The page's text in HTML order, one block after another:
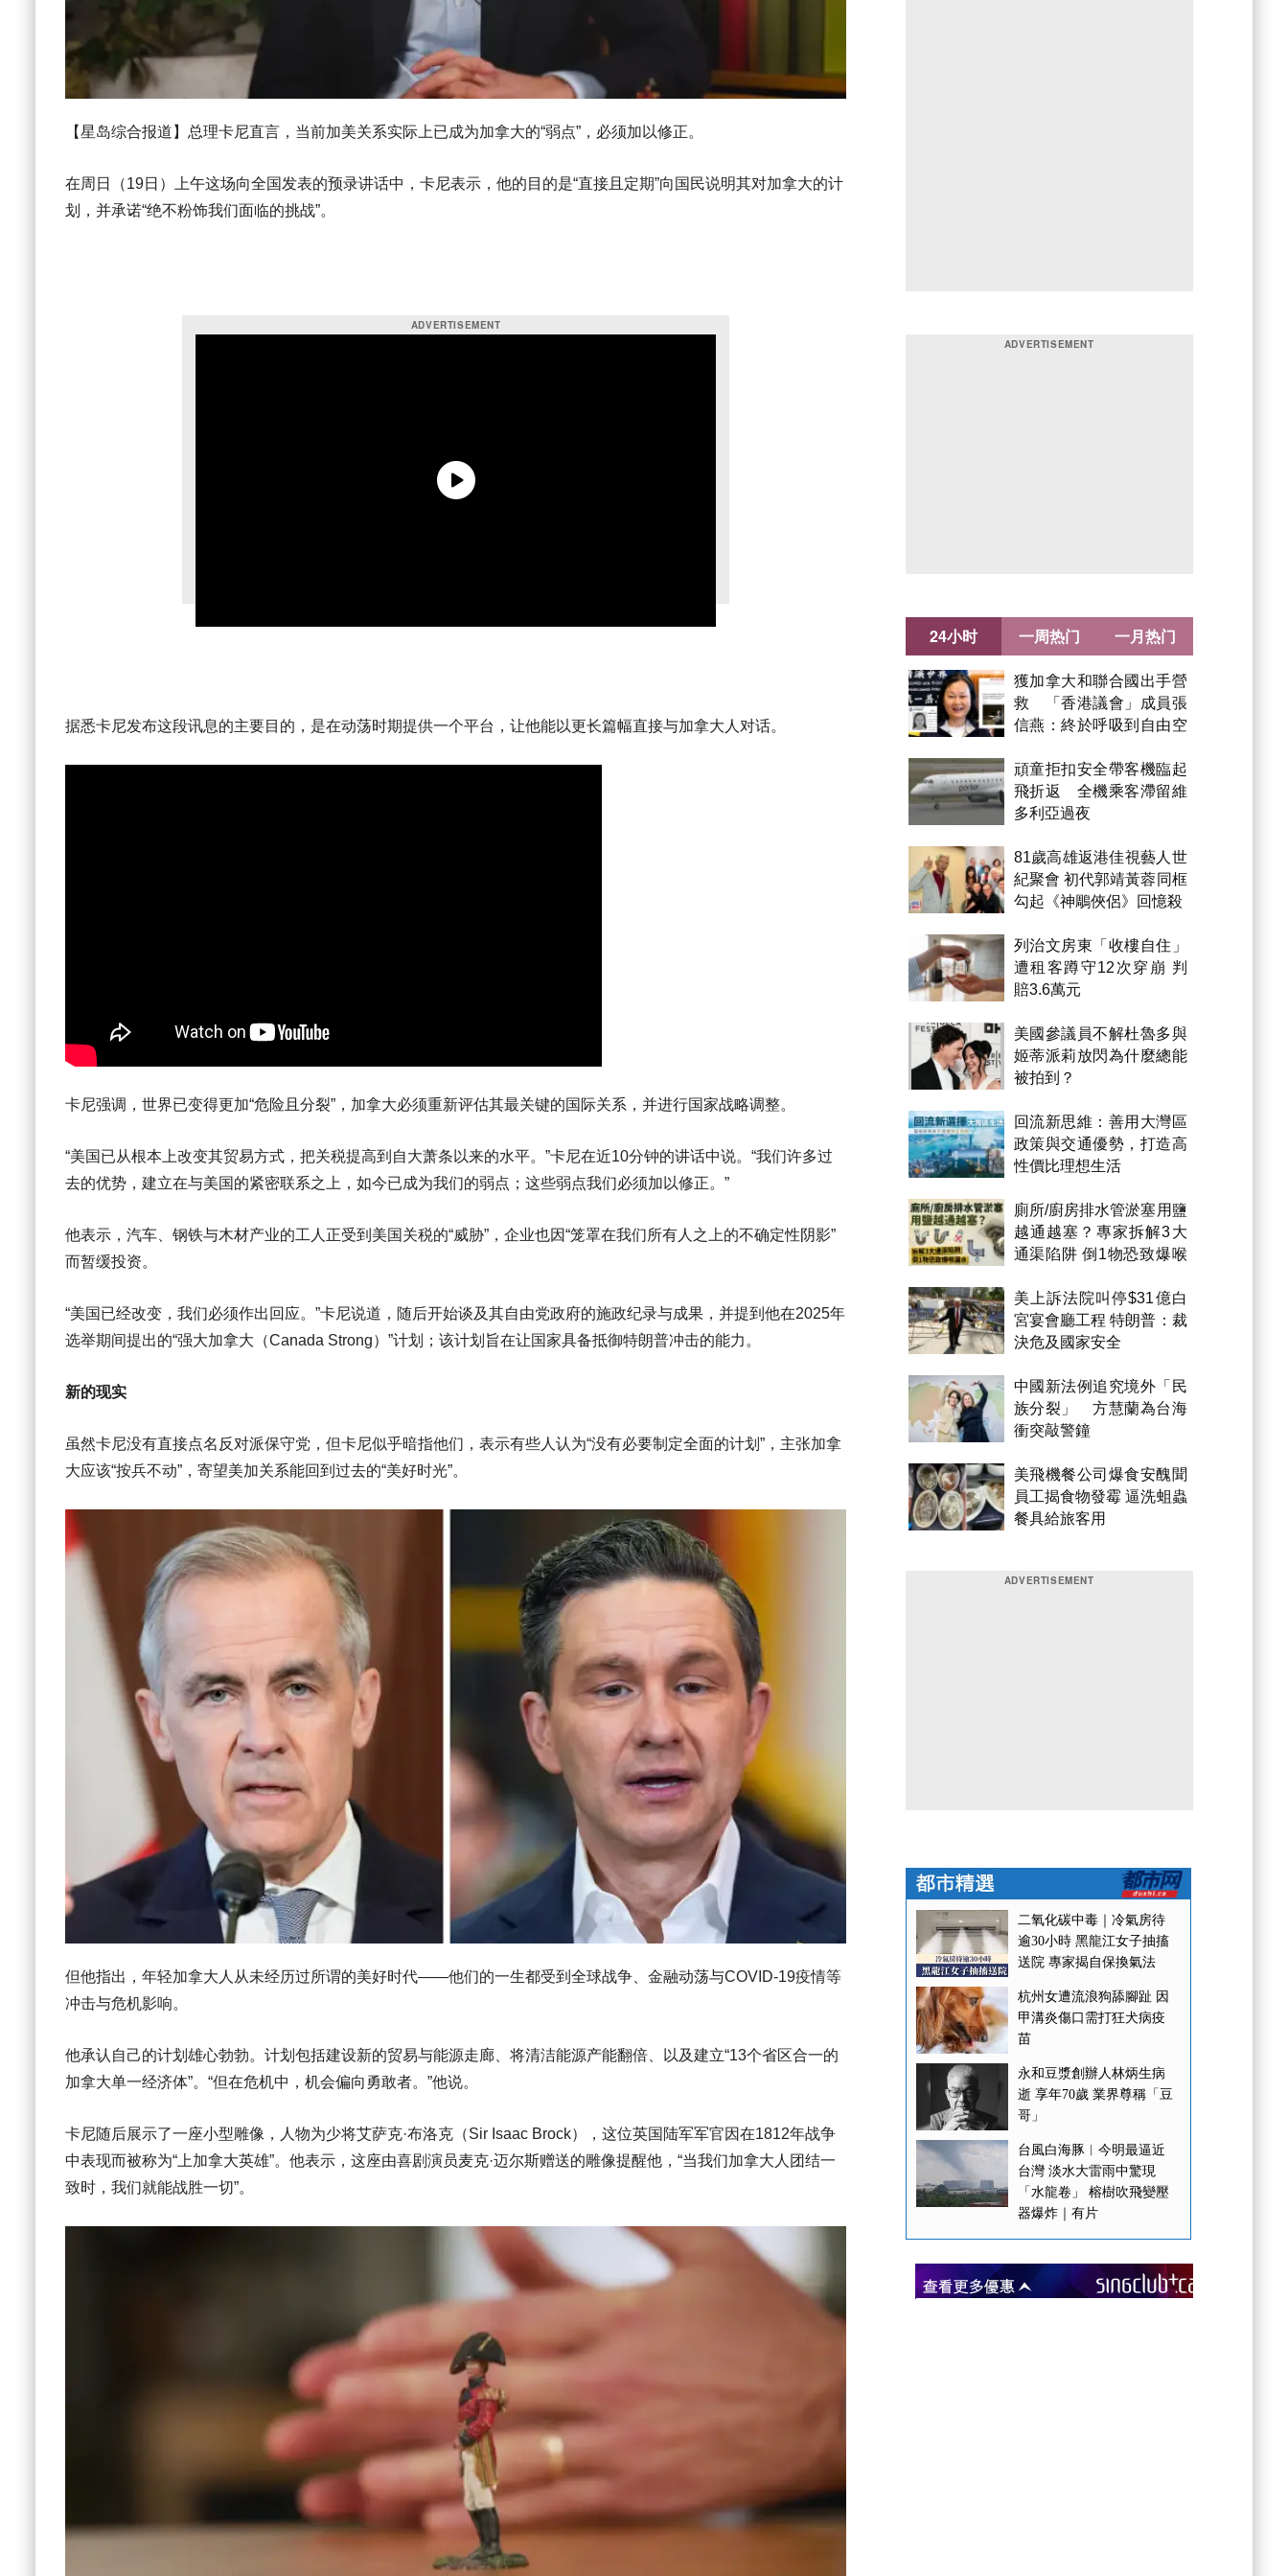
【星岛综合报道】总理卡尼直言，当前加美关系实际上已成为加拿大的“弱点”，必须加以修正。
在周日（19日）上午这场向全国发表的预录讲话中，卡尼表示，他的目的是“直接且定期”向国民说明其对加拿大的计
划，并承诺“绝不粉饰我们面临的挑战”。
据悉卡尼发布这段讯息的主要目的，是在动荡时期提供一个平台，让他能以更长篇幅直接与加拿大人对话。
卡尼强调，世界已变得更加“危险且分裂”，加拿大必须重新评估其最关键的国际关系，并进行国家战略调整。
“美国已从根本上改变其贸易方式，把关税提高到自大萧条以来的水平。”卡尼在近10分钟的讲话中说。“我们许多过
去的优势，建立在与美国的紧密联系之上，如今已成为我们的弱点；这些弱点我们必须加以修正。”
他表示，汽车、钢铁与木材产业的工人正受到美国关税的“威胁”，企业也因“笼罩在我们所有人之上的不确定性阴影”
而暂缓投资。
“美国已经改变，我们必须作出回应。”卡尼说道，随后开始谈及其自由党政府的施政纪录与成果，并提到他在2025年
选举期间提出的“强大加拿大（Canada Strong）”计划；该计划旨在让国家具备抵御特朗普冲击的能力。
新的现实
虽然卡尼没有直接点名反对派保守党，但卡尼似乎暗指他们，表示有些人认为“没有必要制定全面的计划”，主张加拿
大应该“按兵不动”，寄望美加关系能回到过去的“美好时光”。
但他指出，年轻加拿大人从未经历过所谓的美好时代——他们的一生都受到全球战争、金融动荡与COVID-19疫情等
冲击与危机影响。
他承认自己的计划雄心勃勃。计划包括建设新的贸易与能源走廊、将清洁能源产能翻倍、以及建立“13个省区合一的
加拿大单一经济体”。“但在危机中，机会偏向勇敢者。”他说。
卡尼随后展示了一座小型雕像，人物为少将艾萨克·布洛克（Sir Isaac Brock），这位英国陆军军官因在1812年战争
中表现而被称为“上加拿大英雄”。他表示，这座由喜剧演员麦克·迈尔斯赠送的雕像提醒他，“当我们加拿大人团结一
致时，我们就能战胜一切”。
24小时
獲加拿大和聯合國出手營
救 「香港議會」成員張
信燕：終於呼吸到自由空
頑童拒扣安全帶客機臨起
飛折返 全機乘客滯留維
多利亞過夜
81歲高雄返港佳視藝人世
紀聚會 初代郭靖黃蓉同框
勾起《神鵰俠侶》回憶殺
列治文房東「收樓自住」
遭租客蹲守12次穿崩 判
賠3.6萬元
美國參議員不解杜魯多與
姬蒂派莉放閃為什麼總能
被拍到？
回流新思維：善用大灣區
政策與交通優勢，打造高
性價比理想生活
廁所/廚房排水管淤塞用鹽
越通越塞？專家拆解3大
通渠陷阱 倒1物恐致爆喉
美上訴法院叫停$31億白
宮宴會廳工程 特朗普：裁
決危及國家安全
中國新法例追究境外「民
族分裂」 方慧蘭為台海
衝突敲警鐘
美飛機餐公司爆食安醜聞
員工揭食物發霉 逼洗蛆蟲
餐具給旅客用
一周热门 一月热门